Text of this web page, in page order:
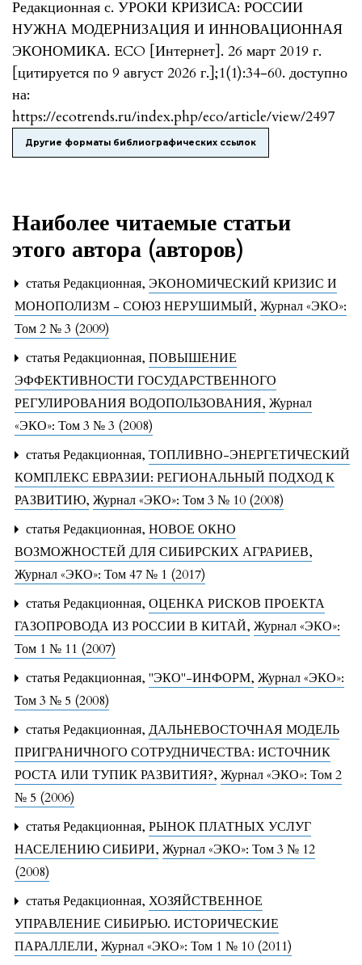
Редакционная с. УРОКИ КРИЗИСА: РОССИИ
НУЖНА МОДЕРНИЗАЦИЯ И ИННОВАЦИОННАЯ
ЭКОНОМИКА. ECO [Интернет]. 26 март 2019 г.
[цитируется по 9 август 2026 г.];1(1):34-60. доступно
на:
https://ecotrends.ru/index.php/eco/article/view/2497
Другие форматы библиографических ссылок
Наиболее читаемые статьи
этого автора (авторов)
статья Редакционная, ЭКОНОМИЧЕСКИЙ КРИЗИС И
МОНОПОЛИЗМ - СОЮЗ НЕРУШИМЫЙ, Журнал «ЭКО»:
Том 2 № 3 (2009)
статья Редакционная, ПОВЫШЕНИЕ
ЭФФЕКТИВНОСТИ ГОСУДАРСТВЕННОГО
РЕГУЛИРОВАНИЯ ВОДОПОЛЬЗОВАНИЯ, Журнал
«ЭКО»: Том 3 № 3 (2008)
статья Редакционная, ТОПЛИВНО-ЭНЕРГЕТИЧЕСКИЙ
КОМПЛЕКС ЕВРАЗИИ: РЕГИОНАЛЬНЫЙ ПОДХОД К
РАЗВИТИЮ, Журнал «ЭКО»: Том 3 № 10 (2008)
статья Редакционная, НОВОЕ ОКНО
ВОЗМОЖНОСТЕЙ ДЛЯ СИБИРСКИХ АГРАРИЕВ,
Журнал «ЭКО»: Том 47 № 1 (2017)
статья Редакционная, ОЦЕНКА РИСКОВ ПРОЕКТА
ГАЗОПРОВОДА ИЗ РОССИИ В КИТАЙ, Журнал «ЭКО»:
Том 1 № 11 (2007)
статья Редакционная, "ЭКО"-ИНФОРМ, Журнал «ЭКО»:
Том 3 № 5 (2008)
статья Редакционная, ДАЛЬНЕВОСТОЧНАЯ МОДЕЛЬ
ПРИГРАНИЧНОГО СОТРУДНИЧЕСТВА: ИСТОЧНИК
РОСТА ИЛИ ТУПИК РАЗВИТИЯ?, Журнал «ЭКО»: Том 2
№ 5 (2006)
статья Редакционная, РЫНОК ПЛАТНЫХ УСЛУГ
НАСЕЛЕНИЮ СИБИРИ, Журнал «ЭКО»: Том 3 № 12
(2008)
статья Редакционная, ХОЗЯЙСТВЕННОЕ
УПРАВЛЕНИЕ СИБИРЬЮ. ИСТОРИЧЕСКИЕ
ПАРАЛЛЕЛИ, Журнал «ЭКО»: Том 1 № 10 (2011)